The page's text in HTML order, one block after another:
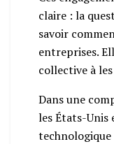
claire : la
savoir
entreprises.
collective à
Dans une
les États-Unis
technologique